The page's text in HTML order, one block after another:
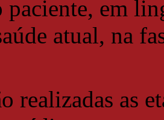
em
atual, na
realizadas as